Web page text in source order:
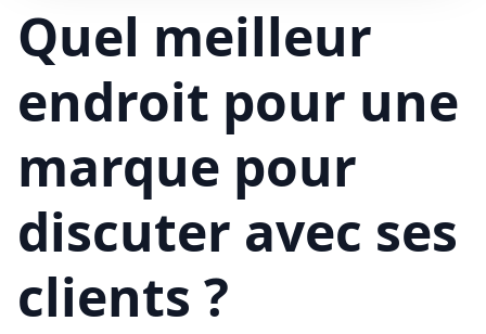
Quel meilleur
endroit pour une
marque pour
discuter avec ses
clients ?